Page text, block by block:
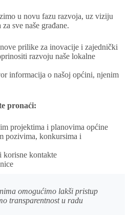
u novu fazu razvoja, uz viziju
sve naše građane.
prilike za inovacije i zajednički
razvoju naše lokalne
informacija o našoj općini, njenim
pronaći:
projektima i planovima općine
pozivima, konkursima i
korisne kontakte
omogućimo lakši pristup
transparentnost u radu